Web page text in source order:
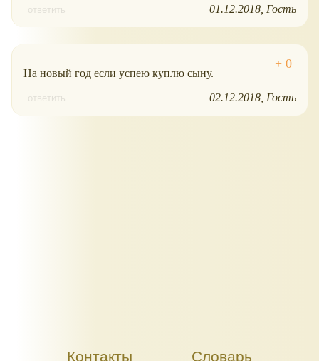
ответить 01.12.2018 Гость
На новый год если успею куплю сыну.
ответить 02.12.2018 Гость
Контакты Словарь